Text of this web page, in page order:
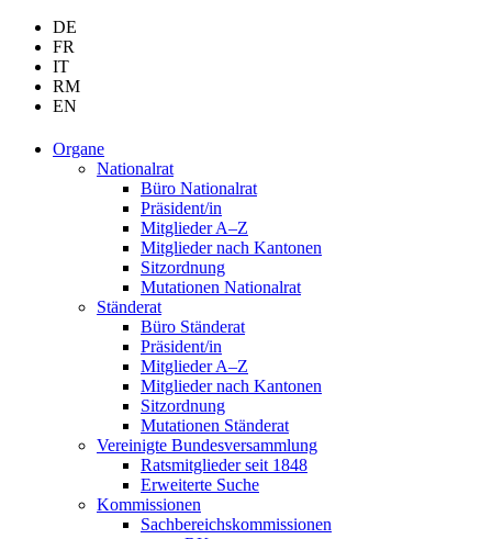
DE
FR
IT
RM
EN
Organe
Nationalrat
Büro Nationalrat
Präsident/in
Mitglieder A–Z
Mitglieder nach Kantonen
Sitzordnung
Mutationen Nationalrat
Ständerat
Büro Ständerat
Präsident/in
Mitglieder A–Z
Mitglieder nach Kantonen
Sitzordnung
Mutationen Ständerat
Vereinigte Bundesversammlung
Ratsmitglieder seit 1848
Erweiterte Suche
Kommissionen
Sachbereichskommissionen